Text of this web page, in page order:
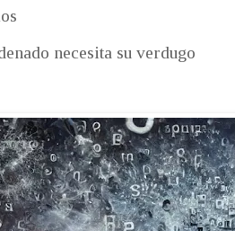
necesita su verdugo